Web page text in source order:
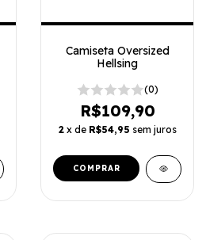
Camiseta Oversized
Hellsing
(0)
R$109,90
2 x de R$54,95 sem juros
COMPRAR